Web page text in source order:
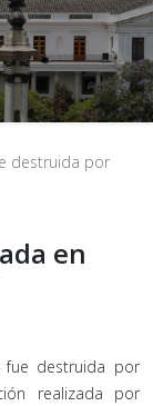
destruida por
en
fue destruida por
realizada por